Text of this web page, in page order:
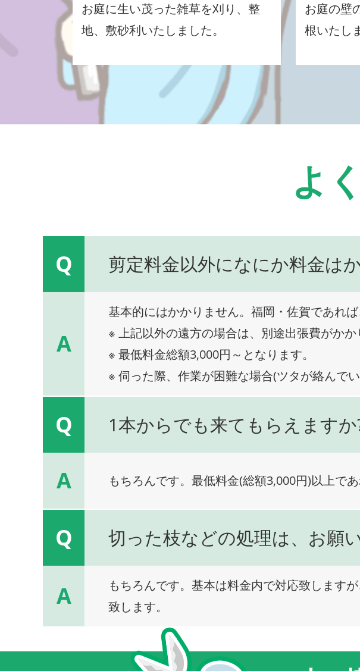
お庭に生い茂った雑草を刈り、整
地、敷砂利いたしました。
お庭の壁
根いたし
よ
Q 剪定料金以外になにか料金は
A
基本的にはかかりません。福岡・佐賀であれ
※ 上記以外の遠方の場合は、別途出張費がかか
※ 最低料金総額3,000円～となります。
※ 伺った際、作業が困難な場合(ツタが絡んで
Q 1本からでも来てもらえますか
A もちろんです。最低料金(総額3,000円)以上で
Q 切った枝などの処理は、お願
A
もちろんです。基本は料金内で対応致します
致します。